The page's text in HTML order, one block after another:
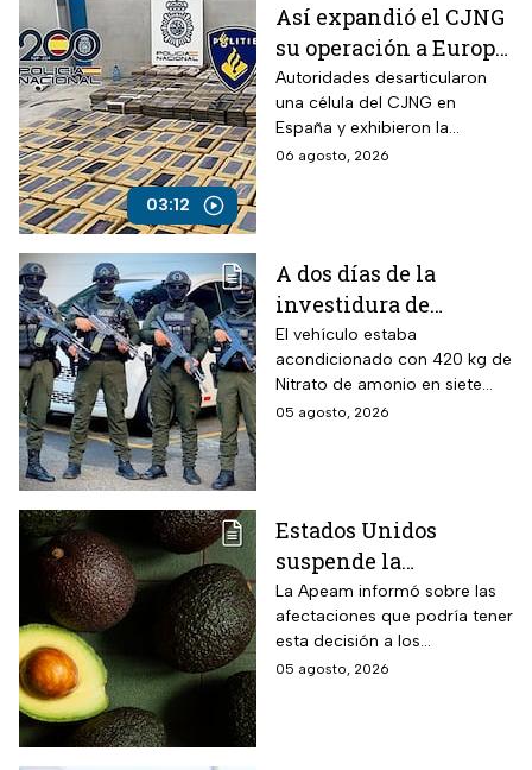
03:12
Así expandió el CJNG
su operación a Europa;
desmantelan célula
en España
Autoridades desarticularon
una célula del CJNG en
España y exhibieron la
expansión del cártel con
06 agosto, 2026
A dos días de la
investidura de
Abelardo de la
Espriella, desactivan
autobús bomba cerca
de Cali
El vehículo estaba
acondicionado con 420 kg de
Nitrato de amonio en siete
cilindros y presuntamente lo
05 agosto, 2026
Estados Unidos
suspende la
importación de
aguacate de
Michoacán por alerta
de seguridad
La Apeam informó sobre las
afectaciones que podría tener
esta decisión a los
trabajadores y la industria
05 agosto, 2026